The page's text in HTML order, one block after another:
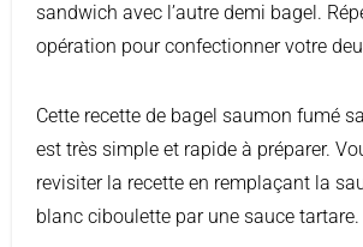
sandwich avec l’autre demi bagel.
opération pour confectionner votre
Cette recette de bagel saumon fumé
est très simple et rapide à préparer.
revisiter la recette en remplaçant la
blanc ciboulette par une sauce